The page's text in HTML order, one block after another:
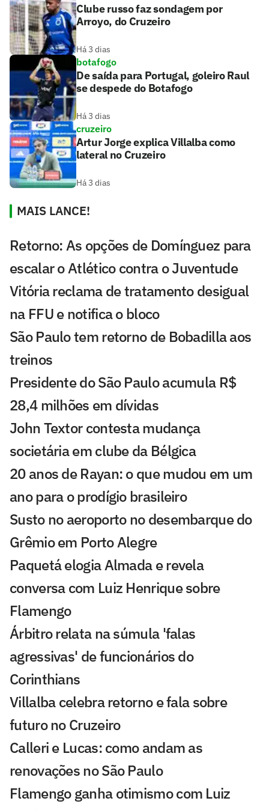
Clube russo faz sondagem por
Arroyo, do Cruzeiro
Há 3 dias
botafogo
De saída para Portugal, goleiro Raul
se despede do Botafogo
Há 3 dias
cruzeiro
Artur Jorge explica Villalba como
lateral no Cruzeiro
Há 3 dias
MAIS LANCE!
Retorno: As opções de Domínguez para
escalar o Atlético contra o Juventude
Vitória reclama de tratamento desigual
na FFU e notifica o bloco
São Paulo tem retorno de Bobadilla aos
treinos
Presidente do São Paulo acumula R$
28,4 milhões em dívidas
John Textor contesta mudança
societária em clube da Bélgica
20 anos de Rayan: o que mudou em um
ano para o prodígio brasileiro
Susto no aeroporto no desembarque do
Grêmio em Porto Alegre
Paquetá elogia Almada e revela
conversa com Luiz Henrique sobre
Flamengo
Árbitro relata na súmula 'falas
agressivas' de funcionários do
Corinthians
Villalba celebra retorno e fala sobre
futuro no Cruzeiro
Calleri e Lucas: como andam as
renovações no São Paulo
Flamengo ganha otimismo com Luiz